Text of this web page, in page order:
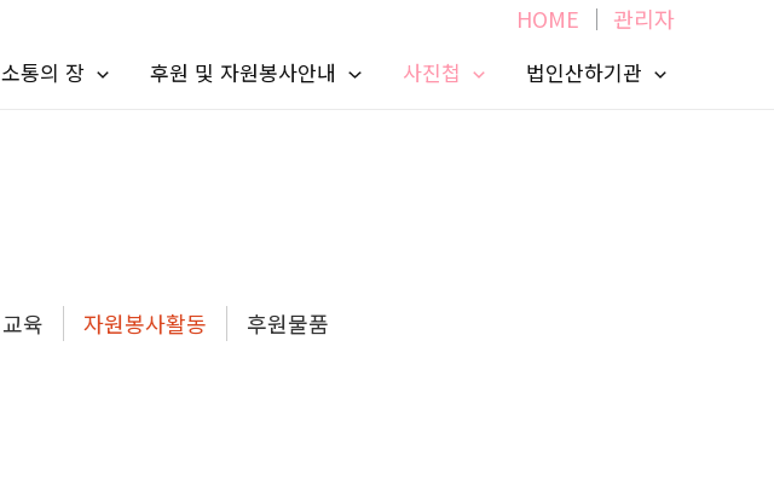
HOME │ 관리자
소통의 장 후원 및 자원봉사안내 사진첩 법인산하기관
교육 자원봉사활동 후원물품